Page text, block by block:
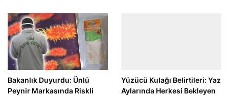
Bakanlık Duyurdu: Ünlü
Peynir Markasında Riskli
Yüzücü Kulağı Belirtileri: Yaz
Aylarında Herkesi Bekleyen